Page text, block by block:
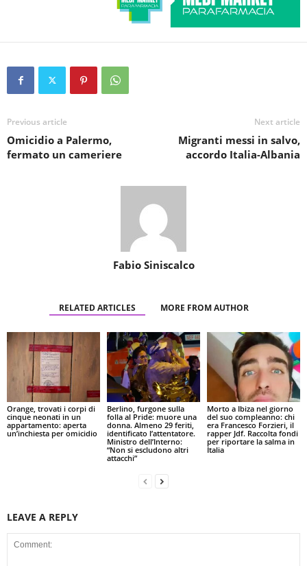
Previous article
Omicidio a Palermo,
fermato un cameriere
Next article
Migranti messi in salvo,
accordo Italia-Albania
Fabio Siniscalco
RELATED ARTICLES MORE FROM AUTHOR
Orange, trovati i corpi di
cinque neonati in un
appartamento: aperta
un’inchiesta per omicidio
Berlino, furgone sulla
folla al Pride: muore una
donna. Almeno 29 feriti,
identificato l’attentatore.
Ministro dell’Interno:
“Non si escludono altri
attacchi”
Morto a Ibiza nel giorno
del suo compleanno: chi
era Francesco Forzieri, il
rapper Jdf. Raccolta fondi
per riportare la salma in
Italia
LEAVE A REPLY